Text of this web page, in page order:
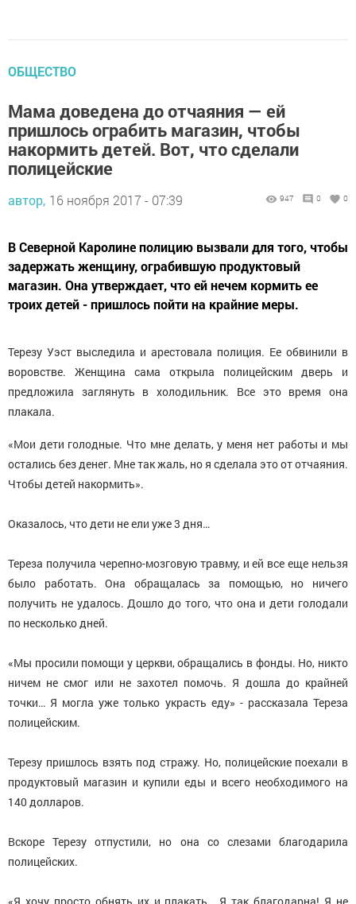
ОБЩЕСТВО
Мама доведена до отчаяния — ей
пришлось ограбить магазин, чтобы
накормить детей. Вот, что сделали
полицейские
автор, 16 ноября 2017 - 07:39 947 0 0
В Северной Каролине полицию вызвали для того, чтобы
задержать женщину, ограбившую продуктовый
магазин. Она утверждает, что ей нечем кормить ее
троих детей - пришлось пойти на крайние меры.
Терезу Уэст выследила и арестовала полиция. Ее обвинили в
воровстве. Женщина сама открыла полицейским дверь и
предложила заглянуть в холодильник. Все это время она
плакала.
«Мои дети голодные. Что мне делать, у меня нет работы и мы
остались без денег. Мне так жаль, но я сделала это от отчаяния.
Чтобы детей накормить».
Оказалось, что дети не ели уже 3 дня…
Тереза получила черепно-мозговую травму, и ей все еще нельзя
было работать. Она обращалась за помощью, но ничего
получить не удалось. Дошло до того, что она и дети голодали
по несколько дней.
«Мы просили помощи у церкви, обращались в фонды. Но, никто
ничем не смог или не захотел помочь. Я дошла до крайней
точки… Я могла уже только украсть еду» - рассказала Тереза
полицейским.
Терезу пришлось взять под стражу. Но, полицейские поехали в
продуктовый магазин и купили еды и всего необходимого на
140 долларов.
Вскоре Терезу отпустили, но она со слезами благодарила
полицейских.